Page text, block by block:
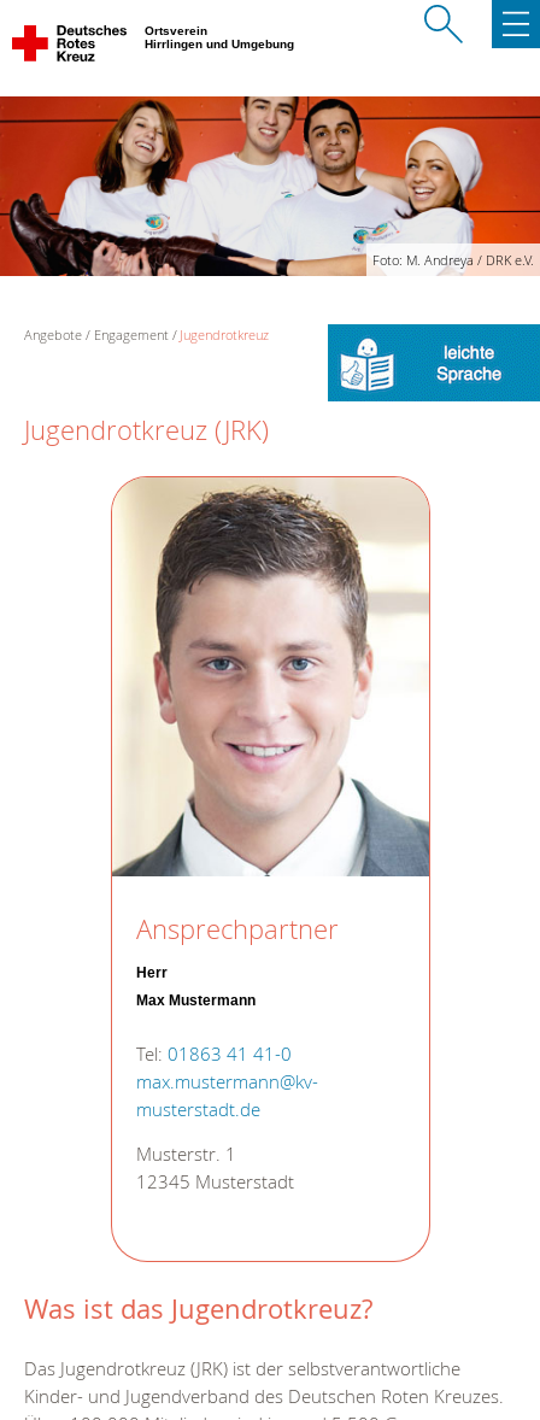
Ortsverein
Hirrlingen und Umgebung
Foto: M. Andreya / DRK e.V.
Angebote Engagement Jugendrotkreuz
Jugendrotkreuz (JRK)
Ansprechpartner
Herr
Max Mustermann
Tel: 01863 41 41-0
max.mustermann@kv-
musterstadt.de
Musterstr. 1
12345 Musterstadt
Was ist das Jugendrotkreuz?
Das Jugendrotkreuz (JRK) ist der selbstverantwortliche
Kinder- und Jugendverband des Deutschen Roten Kreuzes.